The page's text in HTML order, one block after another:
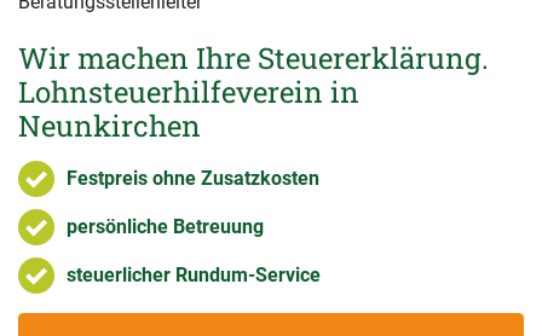
Wir machen Ihre Steuererklärung.
Lohnsteuerhilfeverein in
Neunkirchen
Festpreis ohne Zusatzkosten
persönliche Betreuung
steuerlicher Rundum-Service